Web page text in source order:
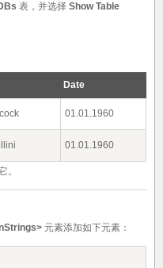
表，并选择 Show Table
Date
01.01.1960
01.01.1960
。
元素添加如下元素：